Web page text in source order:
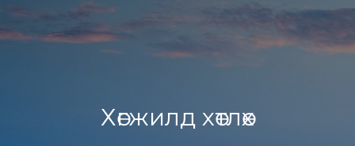
Хөгжилд хөтлөх